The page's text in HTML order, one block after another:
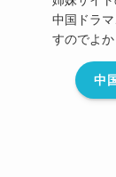
中国ドラ
すのでよ
中